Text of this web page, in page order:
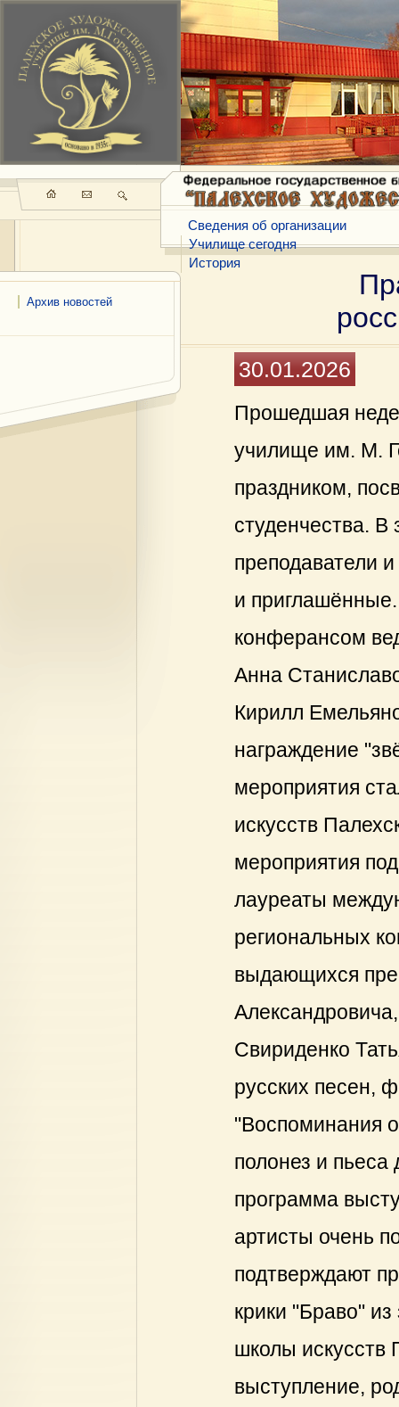
Архив новостей
Сведения об организации
Училище сегодня
История
30.01.2026
Прошедшая
училище им. М.
праздником,
студенчества. В
преподаватели
и
конферансом
Анна
Кирилл
награждение
мероприятия
искусств
мероприятия
лауреаты
региональных
выдающихся
Свириденко
русских песен,
"Воспоминания
полонез и
программа
артисты очень
подтверждают
крики "Браво"
школы искусств
выступление,